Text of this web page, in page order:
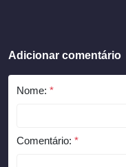
Adicionar comentário
Nome: *
Comentário: *